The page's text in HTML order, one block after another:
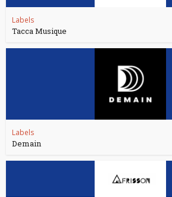
Labels
Tacca Musique
Labels
Demain